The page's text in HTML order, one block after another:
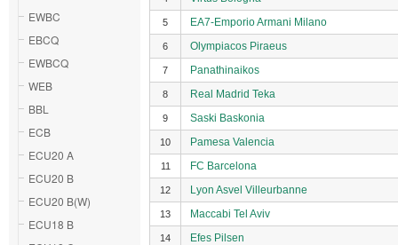
EWBC
EBCQ
EWBCQ
WEB
BBL
ECB
ECU20 A
ECU20 B
ECU20 B(W)
ECU18 B
5 EA7-Emporio Armani Milano
6 Olympiacos Piraeus
7 Panathinaikos
8 Real Madrid Teka
9 Saski Baskonia
10 Pamesa Valencia
11 FC Barcelona
12 Lyon Asvel Villeurbanne
13 Maccabi Tel Aviv
14 Efes Pilsen